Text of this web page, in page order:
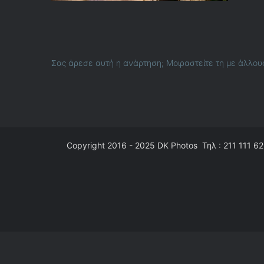
Σας άρεσε αυτή η ανάρτηση; Μοιραστείτε τη με
Copyright 2016 - 2025 DK Photos Τηλ : 211 111